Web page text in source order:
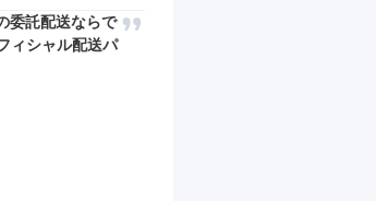
委託配送ならで
ィシャル配送パ